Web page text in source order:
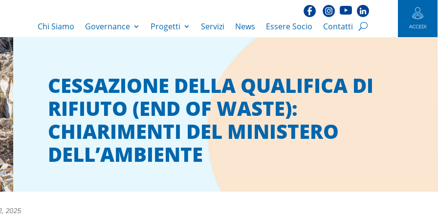
Chi Siamo Governance Progetti Servizi News Essere Socio Contatti
CESSAZIONE DELLA QUALIFICA DI
RIFIUTO (END OF WASTE):
CHIARIMENTI DEL MINISTERO
DELL’AMBIENTE
2025